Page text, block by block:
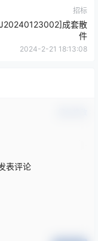
招标
成套散
件
2024-2-21 18:13:08
表评论